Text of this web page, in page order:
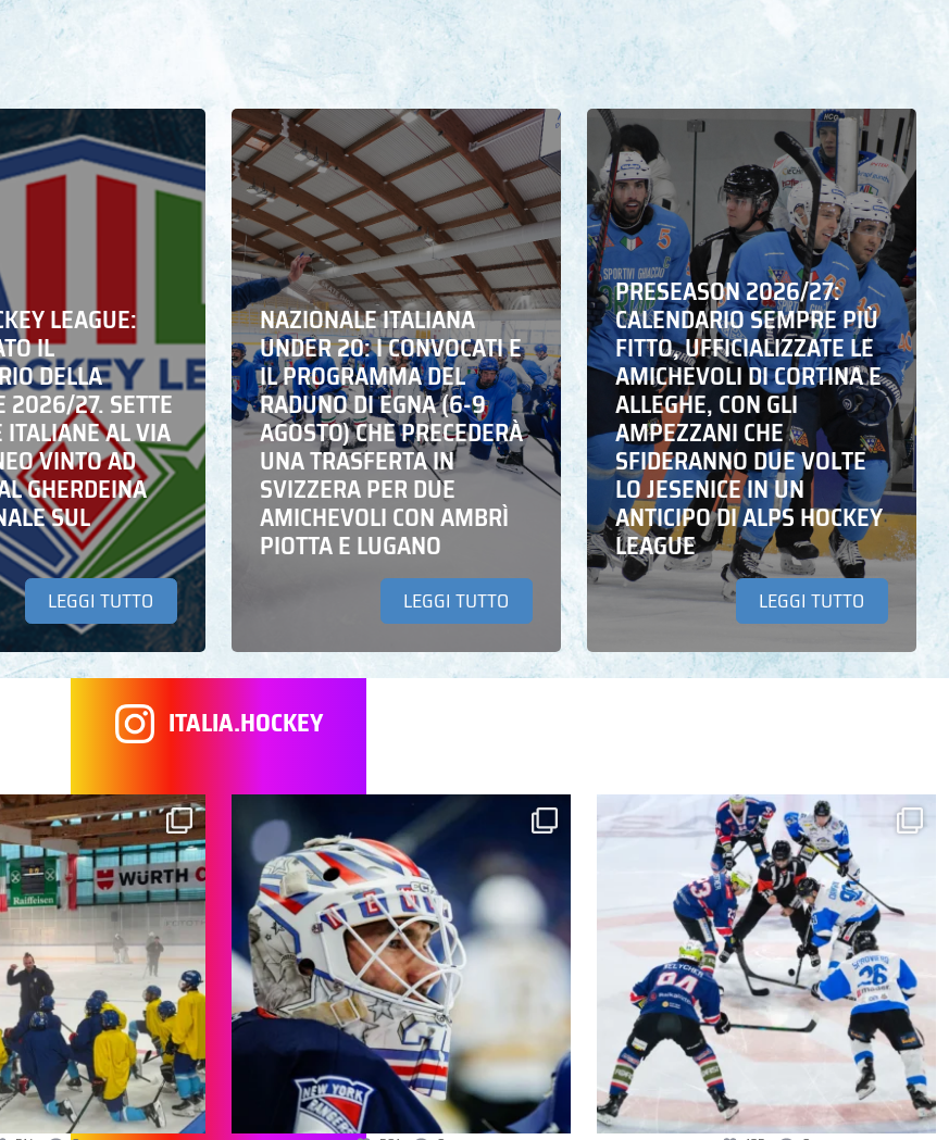
LEAGUE:
IL
DELLA
2026/27. SETTE
ITALIANE AL VIA
VINTO AD
GHERDEINA
SUL
LEGGI TUTTO
NAZIONALE ITALIANA
UNDER 20: I CONVOCATI E
IL PROGRAMMA DEL
RADUNO DI EGNA (6-9
AGOSTO) CHE PRECEDERÀ
UNA TRASFERTA IN
SVIZZERA PER DUE
AMICHEVOLI CON AMBRÌ
PIOTTA E LUGANO
LEGGI TUTTO
PRESEASON 2026/27:
CALENDARIO SEMPRE PIÙ
FITTO, UFFICIALIZZATE LE
AMICHEVOLI DI CORTINA E
ALLEGHE, CON GLI
AMPEZZANI CHE
SFIDERANNO DUE VOLTE
LO JESENICE IN UN
ANTICIPO DI ALPS HOCKEY
LEAGUE
LEGGI TUTTO
ITALIA.HOCKEY